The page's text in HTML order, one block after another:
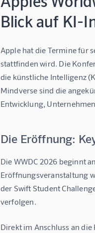
Blick auf KI-
Apple hat die Termine für
stattfinden wird. Die
die künstliche Intelligenz
Mindverse sind die
Entwicklung,
Die Eröffnung:
Die WWDC 2026 beginnt
Eröffnungsveranstaltung
der Swift Student
verfolgen.
Direkt im Anschluss an